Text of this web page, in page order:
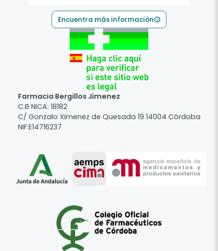
Encuentra más información
Farmacia Bergillos Jimenez
C.B NICA: 18182
C/ Gonzalo Ximenez de Quesada 19 14004 Córdoba
NIF:E14716237